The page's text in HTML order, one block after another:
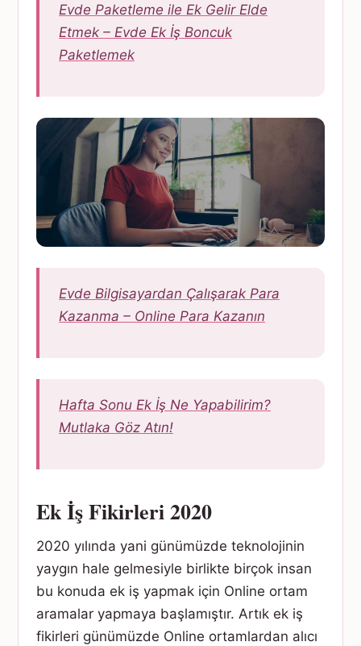
Evde Paketleme ile Ek Gelir Elde
Etmek – Evde Ek İş Boncuk
Paketlemek
Evde Bilgisayardan Çalışarak Para
Kazanma – Online Para Kazanın
Hafta Sonu Ek İş Ne Yapabilirim?
Mutlaka Göz Atın!
Ek İş Fikirleri 2020
2020 yılında yani günümüzde teknolojinin
yaygın hale gelmesiyle birlikte birçok insan
bu konuda ek iş yapmak için Online ortam
aramalar yapmaya başlamıştır. Artık ek iş
fikirleri günümüzde Online ortamlardan alıcı